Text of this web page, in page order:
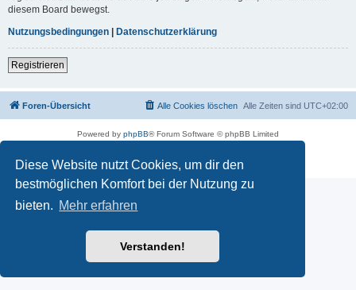
Diese Website nutzt Cookies, um dir den
bestmöglichen Komfort bei der Nutzung zu
bieten. Mehr erfahren
Verstanden!
diesem Board bewegst.
Nutzungsbedingungen | Datenschutzerklärung
Registrieren
Foren-Übersicht Alle Zeiten sind UTC+02:00
Alle Cookies löschen
Powered by phpBB® Forum Software © phpBB Limited
Datenschutz|Nutzungsbedingungen